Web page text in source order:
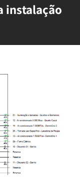
instalação